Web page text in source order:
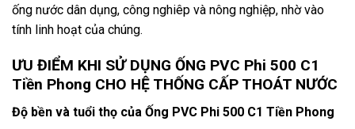
ống nước dân dụng, công nghiêp và nông nghiệp, nhờ vào
tính linh hoạt của chúng.
ƯU ĐIỂM KHI SỬ DỤNG ỐNG PVC Phi 500 C1
Tiền Phong CHO HỆ THỐNG CẤP THOÁT NƯỚC
Độ bền và tuổi thọ của Ống PVC Phi 500 C1 Tiền Phong